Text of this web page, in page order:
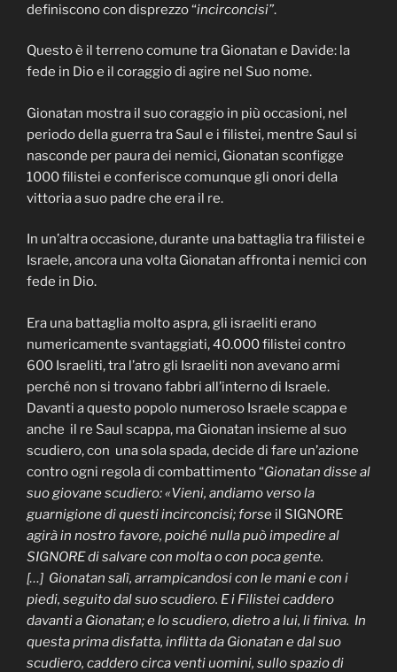
definiscono con disprezzo “incirconcisi”.
Questo è il terreno comune tra Gionatan e Davide: la
fede in Dio e il coraggio di agire nel Suo nome.
Gionatan mostra il suo coraggio in più occasioni, nel
periodo della guerra tra Saul e i filistei, mentre Saul si
nasconde per paura dei nemici, Gionatan sconfigge
1000 filistei e conferisce comunque gli onori della
vittoria a suo padre che era il re.
In un’altra occasione, durante una battaglia tra filistei e
Israele, ancora una volta Gionatan affronta i nemici con
fede in Dio.
Era una battaglia molto aspra, gli israeliti erano
numericamente svantaggiati, 40.000 filistei contro
600 Israeliti, tra l’atro gli Israeliti non avevano armi
perché non si trovano fabbri all’interno di Israele.
Davanti a questo popolo numeroso Israele scappa e
anche il re Saul scappa, ma Gionatan insieme al suo
scudiero, con una sola spada, decide di fare un’azione
contro ogni regola di combattimento “Gionatan disse al
suo giovane scudiero: «Vieni, andiamo verso la
guarnigione di questi incirconcisi; forse il SIGNORE
agirà in nostro favore, poiché nulla può impedire al
SIGNORE di salvare con molta o con poca gente.
[…] Gionatan salì, arrampicandosi con le mani e con i
piedi, seguito dal suo scudiero. E i Filistei caddero
davanti a Gionatan; e lo scudiero, dietro a lui, li finiva. In
questa prima disfatta, inflitta da Gionatan e dal suo
scudiero, caddero circa venti uomini, sullo spazio di